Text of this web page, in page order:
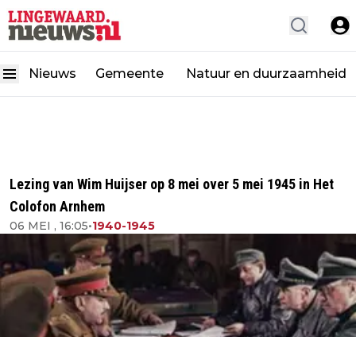
Nieuws Gemeente Natuur en duurzaamheid
Lezing van Wim Huijser op 8 mei over 5 mei 1945 in Het
Colofon Arnhem
06 MEI , 16:05•1940-1945